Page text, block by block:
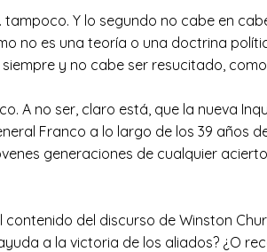
Y lo segundo no cabe en
no es una teoría o una doctrina
y no cabe ser resucitado,
A no ser, claro está, que la nueva
Franco a lo largo de los 39 años
generaciones de cualquier
del discurso de Winston
a la victoria de los aliados? ¿O